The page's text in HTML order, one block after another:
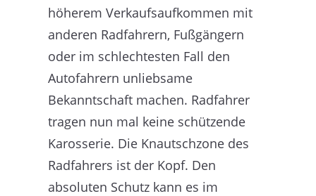
höherem Verkaufsaufkommen mit
anderen Radfahrern, Fußgängern
oder im schlechtesten Fall den
Autofahrern unliebsame
Bekanntschaft machen. Radfahrer
tragen nun mal keine schützende
Karosserie. Die Knautschzone des
Radfahrers ist der Kopf. Den
absoluten Schutz kann es im